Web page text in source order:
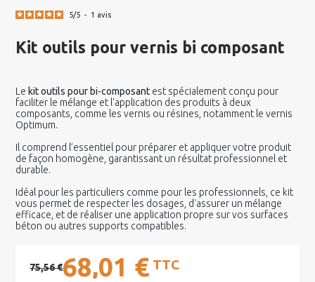
5/5 - 1 avis
Kit outils pour vernis bi composant
Le kit outils pour bi-composant est spécialement conçu pour
faciliter le mélange et l'application des produits à deux
composants, comme les vernis ou résines, notamment le vernis
Optimum.
Il comprend l’essentiel pour préparer et appliquer votre produit
de façon homogène, garantissant un résultat professionnel et
durable.
Idéal pour les particuliers comme pour les professionnels, ce kit
vous permet de respecter les dosages, d'assurer un mélange
efficace, et de réaliser une application propre sur vos surfaces
béton ou autres supports compatibles.
75,56 €68,01 € TTC